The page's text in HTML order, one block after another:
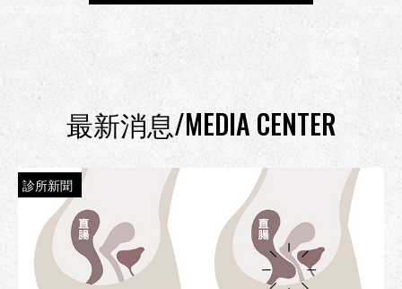
最新消息/MEDIA CENTER
診所新聞